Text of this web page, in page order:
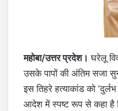
महोबा/उत्तर प्रदेश। घरेलू
उसके पापों की अंतिम सजा
इस तिहरे हत्याकांड को
आदेश में स्पष्ट रूप से कहा है